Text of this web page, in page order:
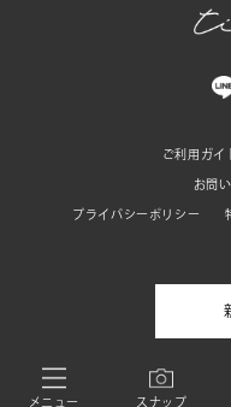
メニュー スナップ
ご利用ガイ
お問
プライバシーポリシー
©